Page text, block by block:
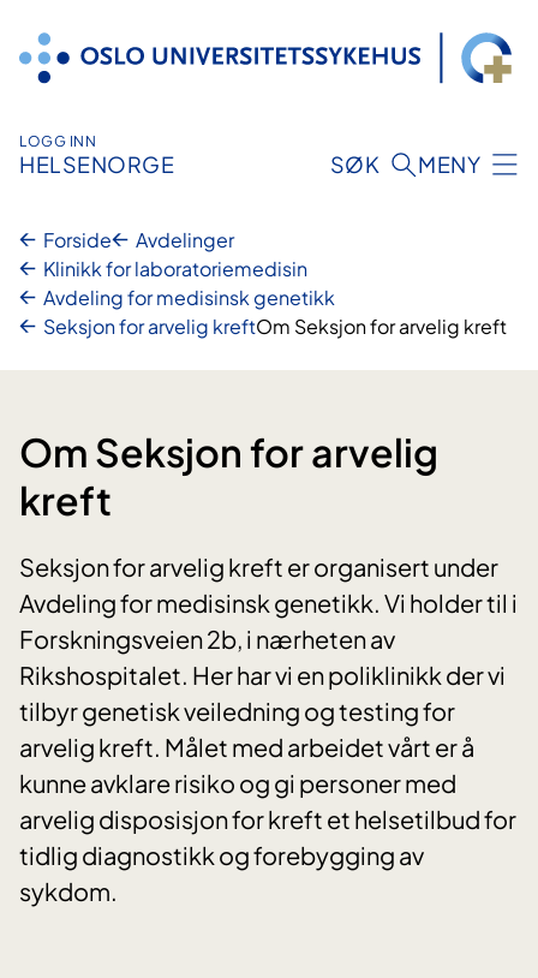
innhold
LOGG INN
HELSENORGE SØK MENY
Forside
Avdelinger
Klinikk for laboratoriemedisin
Avdeling for medisinsk genetikk
Seksjon for arvelig kreftOm Seksjon for arvelig kreft
Om Seksjon for arvelig
kreft
Seksjon for arvelig kreft er organisert under
Avdeling for medisinsk genetikk. Vi holder til i
Forskningsveien 2b, i nærheten av
Rikshospitalet. Her har vi en poliklinikk der vi
tilbyr genetisk veiledning og testing for
arvelig kreft. Målet med arbeidet vårt er å
kunne avklare risiko og gi personer med
arvelig disposisjon for kreft et helsetilbud for
tidlig diagnostikk og forebygging av
sykdom.